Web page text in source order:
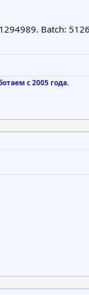
Batch:
с 2005 года.